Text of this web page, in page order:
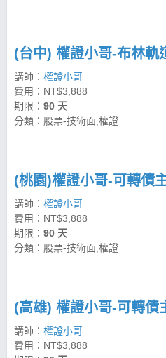
(台中) 權證小哥-布林軌
講師： 權證小哥
費用：NT$3,888
期限： 90 天
分類：股票-技術面,權證
(桃園)權證小哥-可轉債
講師： 權證小哥
費用：NT$3,888
期限： 90 天
分類：股票-技術面,權證
(高雄) 權證小哥-可轉債
講師： 權證小哥
費用：NT$3,888